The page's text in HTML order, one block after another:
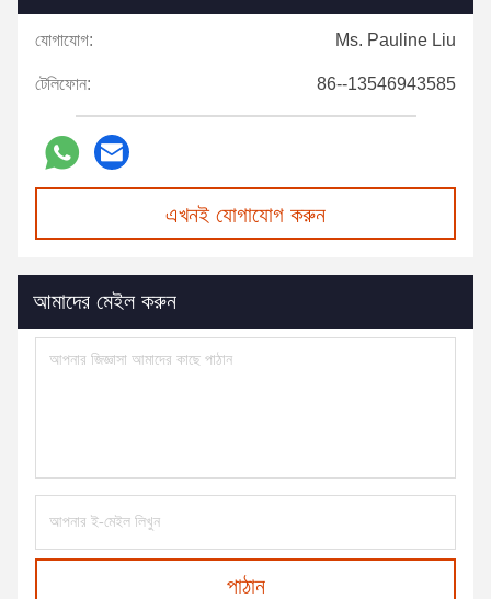
যোগাযোগ: Ms. Pauline Liu
টেলিফোন: 86--13546943585
এখনই যোগাযোগ করুন
আমাদের মেইল করুন
পাঠান